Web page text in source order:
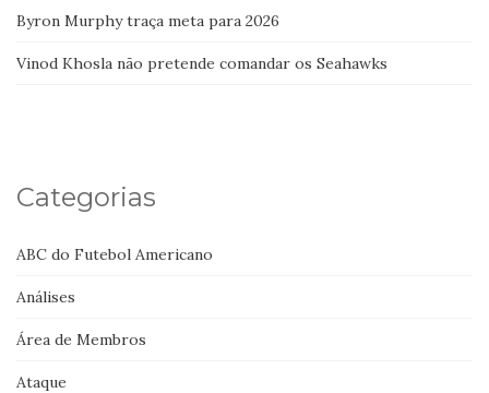
Byron Murphy traça meta para 2026
Vinod Khosla não pretende comandar os Seahawks
Categorias
ABC do Futebol Americano
Análises
Área de Membros
Ataque